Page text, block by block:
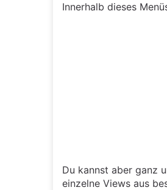
Innerhalb dieses
Du kannst aber ganz
einzelne Views aus